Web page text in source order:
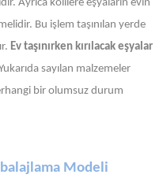
Ayrıca kolilere eşyaların evin
Bu işlem taşınılan yerde
Ev taşınırken kırılacak eşyalar
sayılan malzemeler
bir olumsuz durum
Modeli